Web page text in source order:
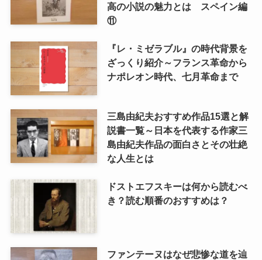
高の小説の魅力とは スペイン編
⑪
『レ・ミゼラブル』の時代背景を
ざっくり紹介～フランス革命から
ナポレオン時代、七月革命まで
三島由紀夫おすすめ作品15選と解
説書一覧～日本を代表する作家三
島由紀夫作品の面白さとその壮絶
な人生とは
ドストエフスキーは何から読むべ
き？読む順番のおすすめは？
ファンテーヌはなぜ悲惨な道を辿